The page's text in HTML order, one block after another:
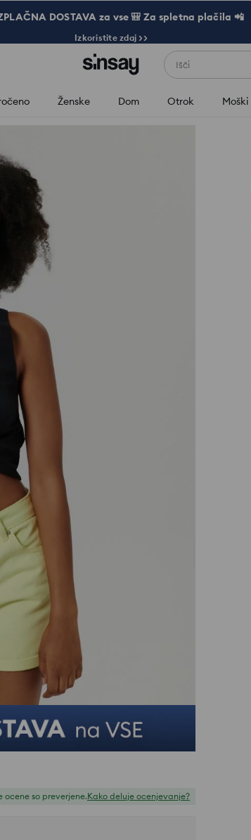
DOSTAVA za vse 🎒 Za spletna plačila 📲
Izkoristite zdaj >>
Išči
Ženske Dom Otrok Moški
ocene so preverjene.Kako deluje ocenjevanje?